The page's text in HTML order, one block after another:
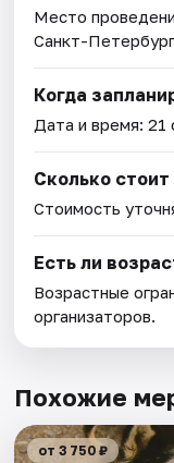
Место
Санкт-
Когда
Дата и время:21
Сколько стоит
Стоимость
Есть ли
Возрастные
организаторов.
Похожие
от 3 750 ₽